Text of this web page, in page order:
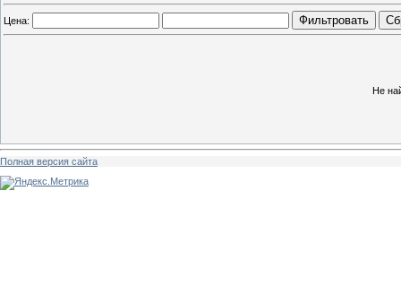
Цена: Фильтровать
Не
Полная версия сайта